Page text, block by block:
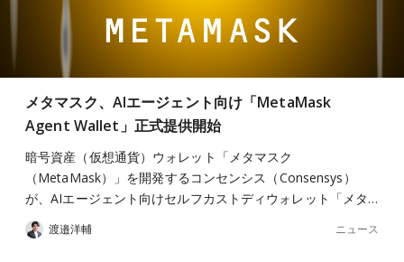
メタマスク、AIエージェント向け「MetaMask
Agent Wallet」正式提供開始
暗号資産（仮想通貨）ウォレット「メタマスク
（MetaMask）」を開発するコンセンシス（Consensys）
が、AIエージェント向けセルフカストディウォレット「メタ…
渡邉洋輔 ニュース